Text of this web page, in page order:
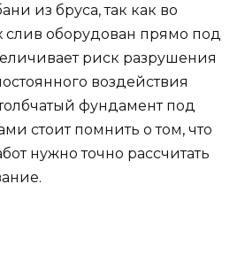
из бруса, так как во
слив оборудован прямо под
риск разрушения
воздействия
фундамент под
стоит помнить о том, что
нужно точно рассчитать